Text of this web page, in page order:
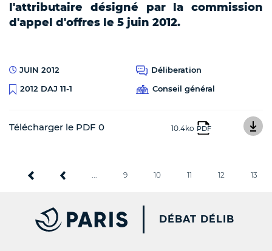
l'attributaire désigné par la commission
d'appel d'offres le 5 juin 2012.
JUIN 2012
Déliberation
2012 DAJ 11-1
Conseil général
Télécharger le PDF 0 10.4ko PDF
... 9 10 11 12 13
PARIS.FR [NEW
DÉBAT DÉLIB